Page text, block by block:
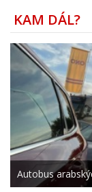
KAM DÁL?
Autobus